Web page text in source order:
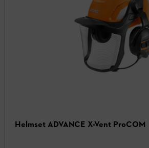
Helmset ADVANCE X-Vent ProCOM